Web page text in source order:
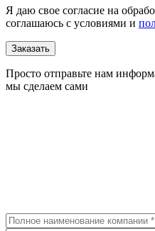
Я даю свое согласие на
соглашаюсь с условиями и
Заказать
Просто отправьте нам
мы сделаем сами